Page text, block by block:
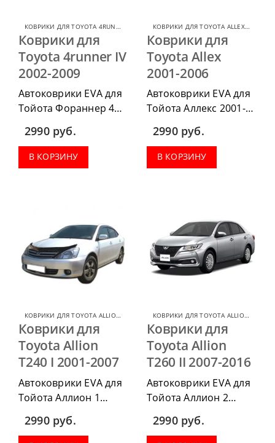
КОВРИКИ ДЛЯ TOYOTA 4RUNNER КОВРИКИ ДЛЯ TOYOTA
Коврики для
Toyota 4runner IV
2002-2009
Автоковрики EVA для
Тойота Фораннер 4
приобрести в
комплектации:
водительский коврик,
2990 руб.
В КОРЗИНУ
КОВРИКИ ДЛЯ TOYOTA ALLEX
,
Коврики для
Toyota Allex
2001-2006
Автоковрики EVA для
Тойота Аллекс 2001-
приобрести в
комплектации:
водительский коврик,
2990 руб.
В КОРЗИНУ
КОВРИКИ ДЛЯ TOYOTA ALLION КОВРИКИ ДЛЯ TOYOTA
Коврики для
Toyota Allion
T240 I 2001-2007
Автоковрики EVA для
Тойота Аллион 1
приобрести в
2990 руб.
КОВРИКИ ДЛЯ TOYOTA ALLION
Коврики для
Toyota Allion
T260 II 2007-2016
Автоковрики EVA для
Тойота Аллион 2
приобрести в
2990 руб.